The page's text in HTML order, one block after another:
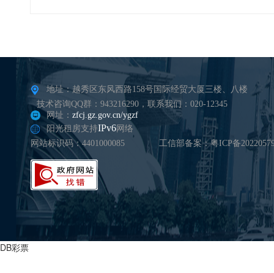
地址：越秀区东风西路158号国际经贸大厦三楼、八楼
技术咨询QQ群：943216290，联系我们：020-12345
网址： zfcj.gz.gov.cn/ygzf
阳光租房支持IPv6网络
网站标识码：4401000085
工信部备案：粤ICP备
DB彩票